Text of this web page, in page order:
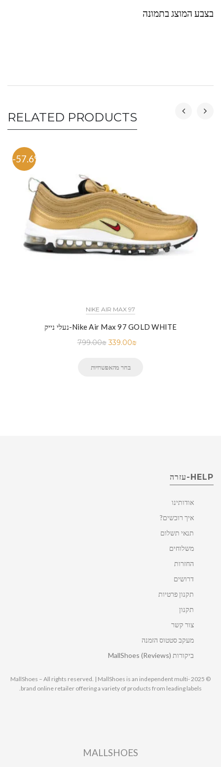
בצבע המוצג בתמונה
RELATED PRODUCTS
-57.6%
NIKE AIR MAX 97
נעלי נייק-Nike Air Max 97 GOLD WHITE
799.00₪ 339.00₪
בחר מהאפשרויות
HELP-עזרה
אודותינו
איך רוכשים?
תנאי תשלום
משלוחים
החזרות
דרושים
תקנון פרטיות
תקנון
צור קשר
מעקב סטטוס הזמנה
ביקורות MallShoes (Reviews)
© 2025 MallShoes – All rights reserved. | MallShoes is an independent multi-
brand online retailer offering a variety of products from leading labels.
MALLSHOES